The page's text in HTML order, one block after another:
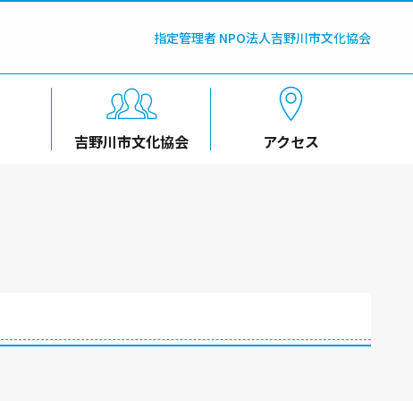
指定管理者 NPO法人吉野川市文化協会
吉野川市文化協会 アクセス